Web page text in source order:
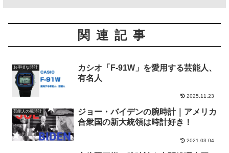
関連記事
お手頃な時計
カシオ「F-91W」を愛用する芸能人、
有名人
2025.11.23
芸能人の腕時計
ジョー・バイデンの腕時計｜アメリカ
合衆国の新大統領は時計好き！
2021.03.04